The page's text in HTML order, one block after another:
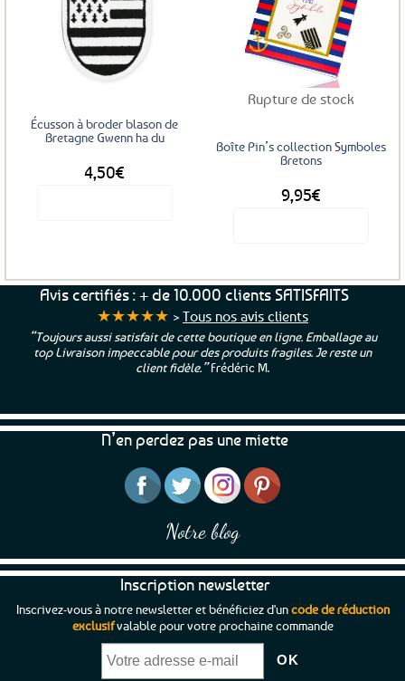
Écusson à broder blason de
Bretagne Gwenn ha du
4,50€
Ajouter
Rupture de stock
Boîte Pin’s collection Symboles
Bretons
9,95€
Avis certifiés : + de 10.000 clients SATISFAITS
★★★★★ > Tous nos avis clients
“Toujours aussi satisfait de cette boutique en ligne. Emballage au
top Livraison impeccable pour des produits fragiles. Je reste un
client fidèle.”Frédéric M.
N’en perdez pas une miette
Notre blog
Inscription newsletter
Inscrivez-vous à notre newsletter et bénéficiez d'uncode de réduction
exclusifvalable pour votre prochaine commande